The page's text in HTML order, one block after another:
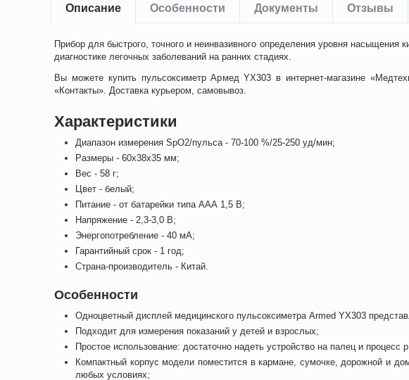
Описание Особенности Документы Отзывы
Прибор для быстрого, точного и неинвазивного определения уровня
диагностике легочных заболеваний на ранних стадиях.
Вы можете купить пульсоксиметр Армед YX303 в интернет-магазине
«Контакты». Доставка курьером, самовывоз.
Характеристики
Диапазон измерения SpO2/пульса - 70-100 %/25-250 уд/мин;
Размеры - 60х38х35 мм;
Вес - 58 г;
Цвет - белый;
Питание - от батарейки типа ААА 1,5 В;
Напряжение - 2,3-3,0 В;
Энергопотребление - 40 мА;
Гарантийный срок - 1 год;
Страна-производитель - Китай.
Особенности
Одноцветный дисплей медицинского пульсоксиметра Armed YX303
Подходит для измерения показаний у детей и взрослых;
Простое использование: достаточно надеть устройство на палец и процесс
Компактный корпус модели поместится в кармане, сумочке, дорожной и
любых условиях;